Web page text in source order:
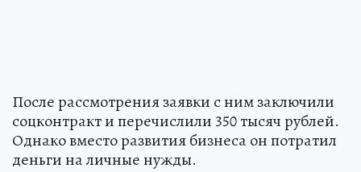
После рассмотрения заявки с ним заключили
соцконтракт и перечислили 350 тысяч рублей.
Однако вместо развития бизнеса он потратил
деньги на личные нужды.